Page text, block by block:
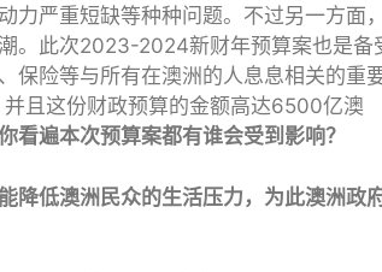
严重短缺等种种问题。不过另一方面，
。此次2023-2024新财年预算案也是备
保险等与所有在澳洲的人息息相关的重
且这份财政预算的金额高达6500亿澳
看遍本次预算案都有谁会受到影响？
降低澳洲民众的生活压力，为此澳洲政